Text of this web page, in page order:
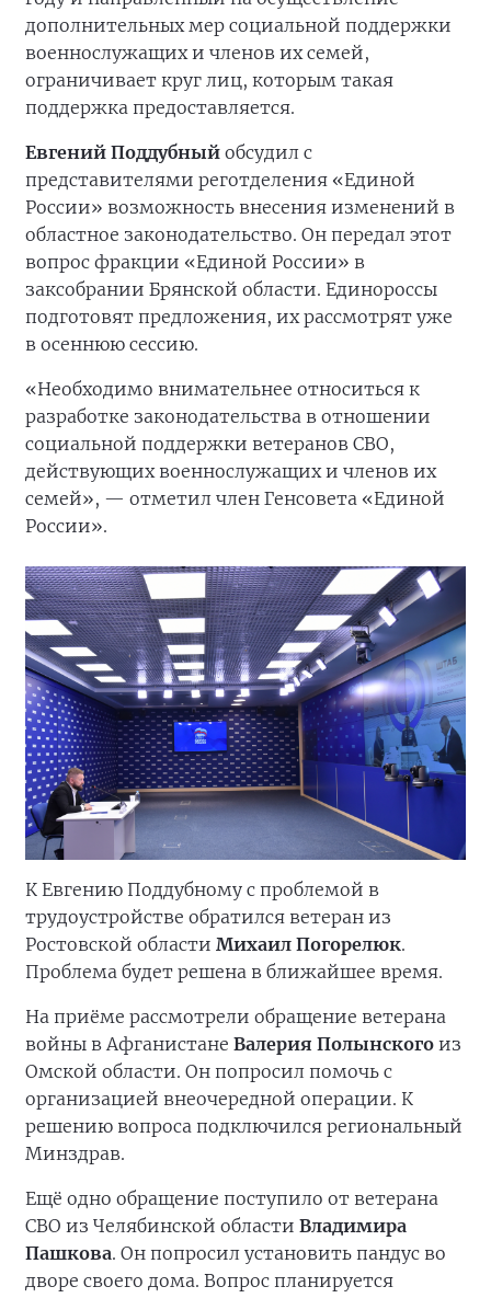
дополнительных мер социальной поддержки
военнослужащих и членов их семей,
ограничивает круг лиц, которым такая
поддержка предоставляется.
Евгений Поддубный обсудил с
представителями реготделения «Единой
России» возможность внесения изменений в
областное законодательство. Он передал этот
вопрос фракции «Единой России» в
заксобрании Брянской области. Единороссы
подготовят предложения, их рассмотрят уже
в осеннюю сессию.
«Необходимо внимательнее относиться к
разработке законодательства в отношении
социальной поддержки ветеранов СВО,
действующих военнослужащих и членов их
семей», — отметил член Генсовета «Единой
России».
К Евгению Поддубному с проблемой в
трудоустройстве обратился ветеран из
Ростовской области Михаил Погорелюк.
Проблема будет решена в ближайшее время.
На приёме рассмотрели обращение ветерана
войны в Афганистане Валерия Полынского из
Омской области. Он попросил помочь с
организацией внеочередной операции. К
решению вопроса подключился региональный
Минздрав.
Ещё одно обращение поступило от ветерана
СВО из Челябинской области Владимира
Пашкова. Он попросил установить пандус во
дворе своего дома. Вопрос планируется